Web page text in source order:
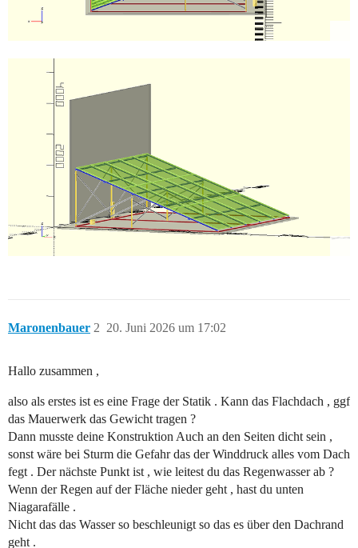
Maronenbauer 20. Juni 2026 um 17:02
2
Hallo zusammen ,
also als erstes ist es eine Frage der Statik . Kann das Flachdach , ggf
das Mauerwerk das Gewicht tragen ?
Dann musste deine Konstruktion Auch an den Seiten dicht sein ,
sonst wäre bei Sturm die Gefahr das der Winddruck alles vom Dach
fegt . Der nächste Punkt ist , wie leitest du das Regenwasser ab ?
Wenn der Regen auf der Fläche nieder geht , hast du unten
Niagarafälle .
Nicht das das Wasser so beschleunigt so das es über den Dachrand
geht .